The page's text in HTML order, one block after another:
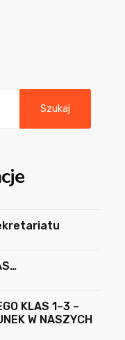
Szukaj
KLAS 1–3 –
W NASZYCH